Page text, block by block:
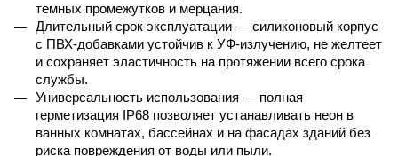
темных промежутков и мерцания.
Длительный срок эксплуатации — силиконовый корпус
с ПВХ-добавками устойчив к УФ-излучению, не желтеет
и сохраняет эластичность на протяжении всего срока
службы.
Универсальность использования — полная
герметизация
IP68 позволяет устанавливать неон в
ванных комнатах, бассейнах и на фасадах зданий без
риска повреждения от воды или пыли.